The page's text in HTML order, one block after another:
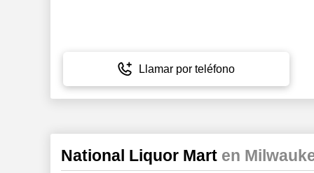
Llamar por teléfono
National Liquor Mart en